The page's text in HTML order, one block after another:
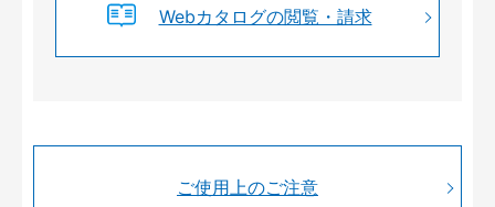
Webカタログの閲覧・請求
ご使用上のご注意